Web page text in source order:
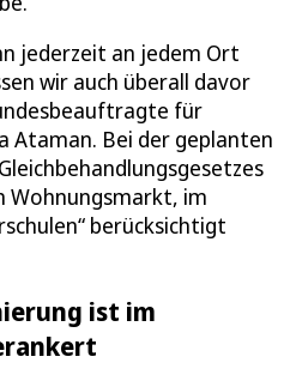
jederzeit an jedem Ort
wir auch überall davor
für
Ataman. Bei der geplanten
Wohnungsmarkt, im
berücksichtigt
ist im